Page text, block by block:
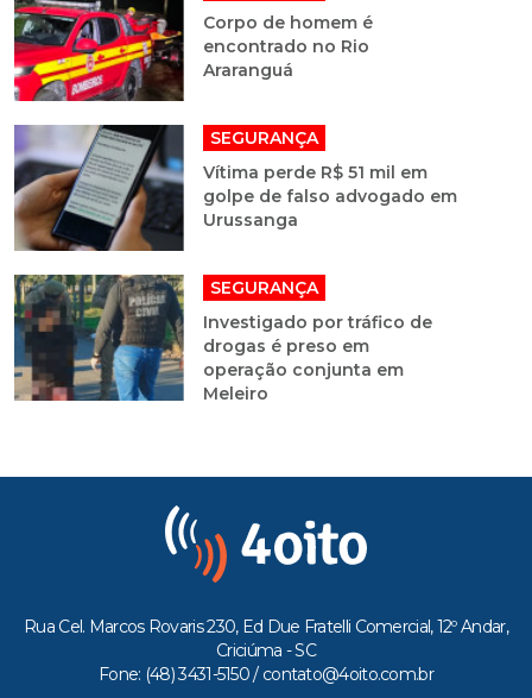
Corpo de homem é
encontrado no Rio
Araranguá
SEGURANÇA
Vítima perde R$ 51 mil em
golpe de falso advogado em
Urussanga
SEGURANÇA
Investigado por tráfico de
drogas é preso em
operação conjunta em
Meleiro
Rua Cel. Marcos Rovaris 230, Ed Due Fratelli Comercial, 12º Andar,
Criciúma - SC
Fone: (48) 3431-5150 / contato@4oito.com.br